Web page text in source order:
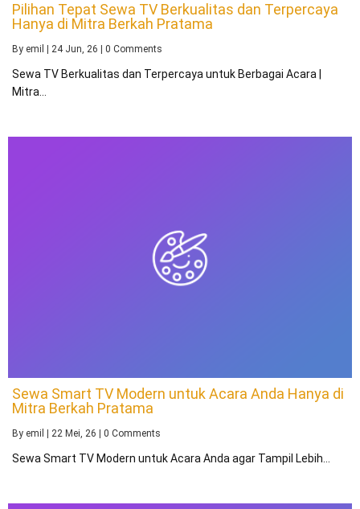
Pilihan Tepat Sewa TV Berkualitas dan Terpercaya
Hanya di Mitra Berkah Pratama
By emil 24 Jun, 26 0 Comments
Sewa TV Berkualitas dan Terpercaya untuk Berbagai Acara |
Mitra…
Sewa Smart TV Modern untuk Acara Anda Hanya di
Mitra Berkah Pratama
By emil | 22 Mei, 26 | 0 Comments
Sewa Smart TV Modern untuk Acara Anda agar Tampil Lebih…